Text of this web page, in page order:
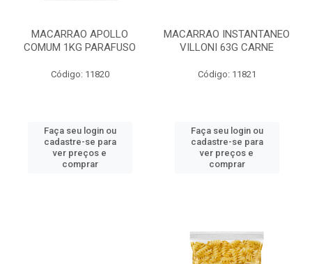
MACARRAO APOLLO
COMUM 1KG PARAFUSO
Código: 11820
Faça seu login ou
cadastre-se para
ver preços e
comprar
MACARRAO INSTANTANEO
VILLONI 63G CARNE
Código: 11821
Faça seu login ou
cadastre-se para
ver preços e
comprar